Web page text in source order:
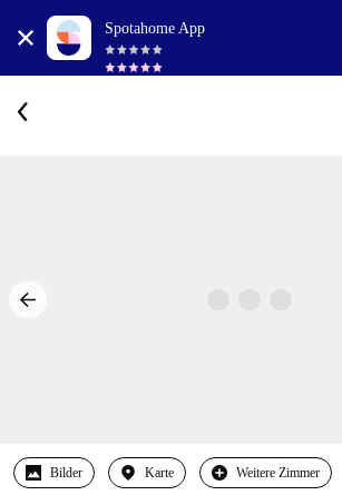
Spotahome App
Bilder Karte Weitere Zimmer